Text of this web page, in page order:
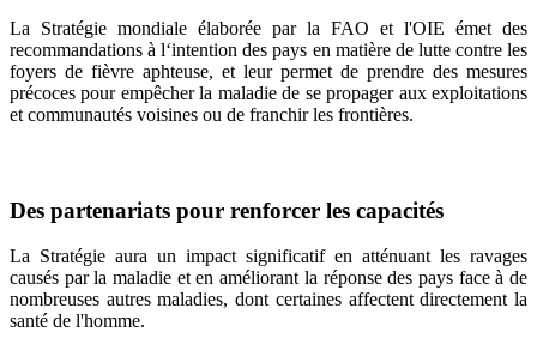
La Stratégie mondiale élaborée par la FAO et l'OIE émet des
recommandations à l‘intention des pays en matière de lutte contre les
foyers de fièvre aphteuse, et leur permet de prendre des mesures
précoces pour empêcher la maladie de se propager aux exploitations
et communautés voisines ou de franchir les frontières.
Des partenariats pour renforcer les capacités
La Stratégie aura un impact significatif en atténuant les ravages
causés par la maladie et en améliorant la réponse des pays face à de
nombreuses autres maladies, dont certaines affectent directement la
santé de l'homme.